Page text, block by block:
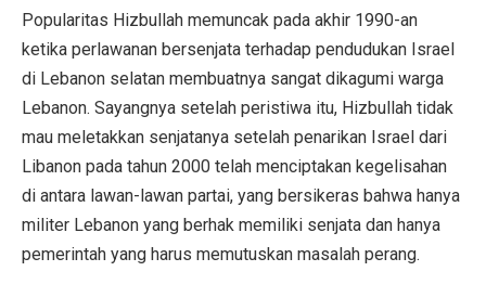
Popularitas Hizbullah memuncak pada akhir 1990-an
ketika perlawanan bersenjata terhadap pendudukan Israel
di Lebanon selatan membuatnya sangat dikagumi warga
Lebanon. Sayangnya setelah peristiwa itu, Hizbullah tidak
mau meletakkan senjatanya setelah penarikan Israel dari
Libanon pada tahun 2000 telah menciptakan kegelisahan
di antara lawan-lawan partai, yang bersikeras bahwa hanya
militer Lebanon yang berhak memiliki senjata dan hanya
pemerintah yang harus memutuskan masalah perang.